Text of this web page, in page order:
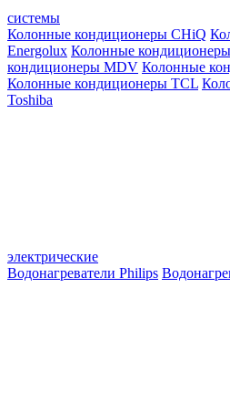
системы
Колонные кондиционеры CHiQ
Energolux Колонные
кондиционеры MDV Колонные
Колонные кондиционеры TCL
Toshiba
электрические
Водонагреватели Philips